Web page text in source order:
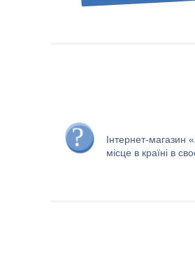
Інтернет-магазин
місце в країні в